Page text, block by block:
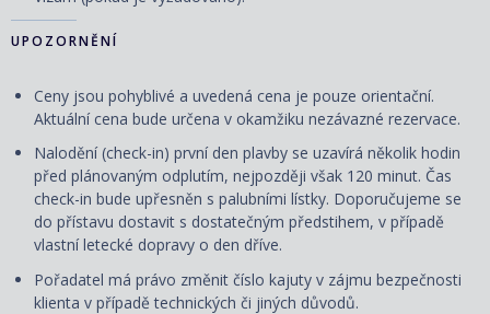
UPOZORNĚNÍ
Ceny jsou pohyblivé a uvedená cena je pouze orientační.
Aktuální cena bude určena v okamžiku nezávazné rezervace.
Nalodění (check-in) první den plavby se uzavírá několik hodin
před plánovaným odplutím, nejpozději však 120 minut. Čas
check-in bude upřesněn s palubními lístky. Doporučujeme se
do přístavu dostavit s dostatečným předstihem, v případě
vlastní letecké dopravy o den dříve.
Pořadatel má právo změnit číslo kajuty v zájmu bezpečnosti
klienta v případě technických či jiných důvodů.